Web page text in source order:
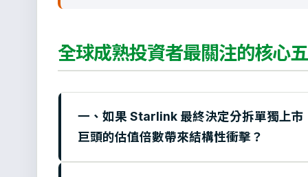
全球成熟投資者最關注的核心
一、如果 Starlink 最終決定分拆單獨上
巨頭的估值倍數帶來結構性衝擊？